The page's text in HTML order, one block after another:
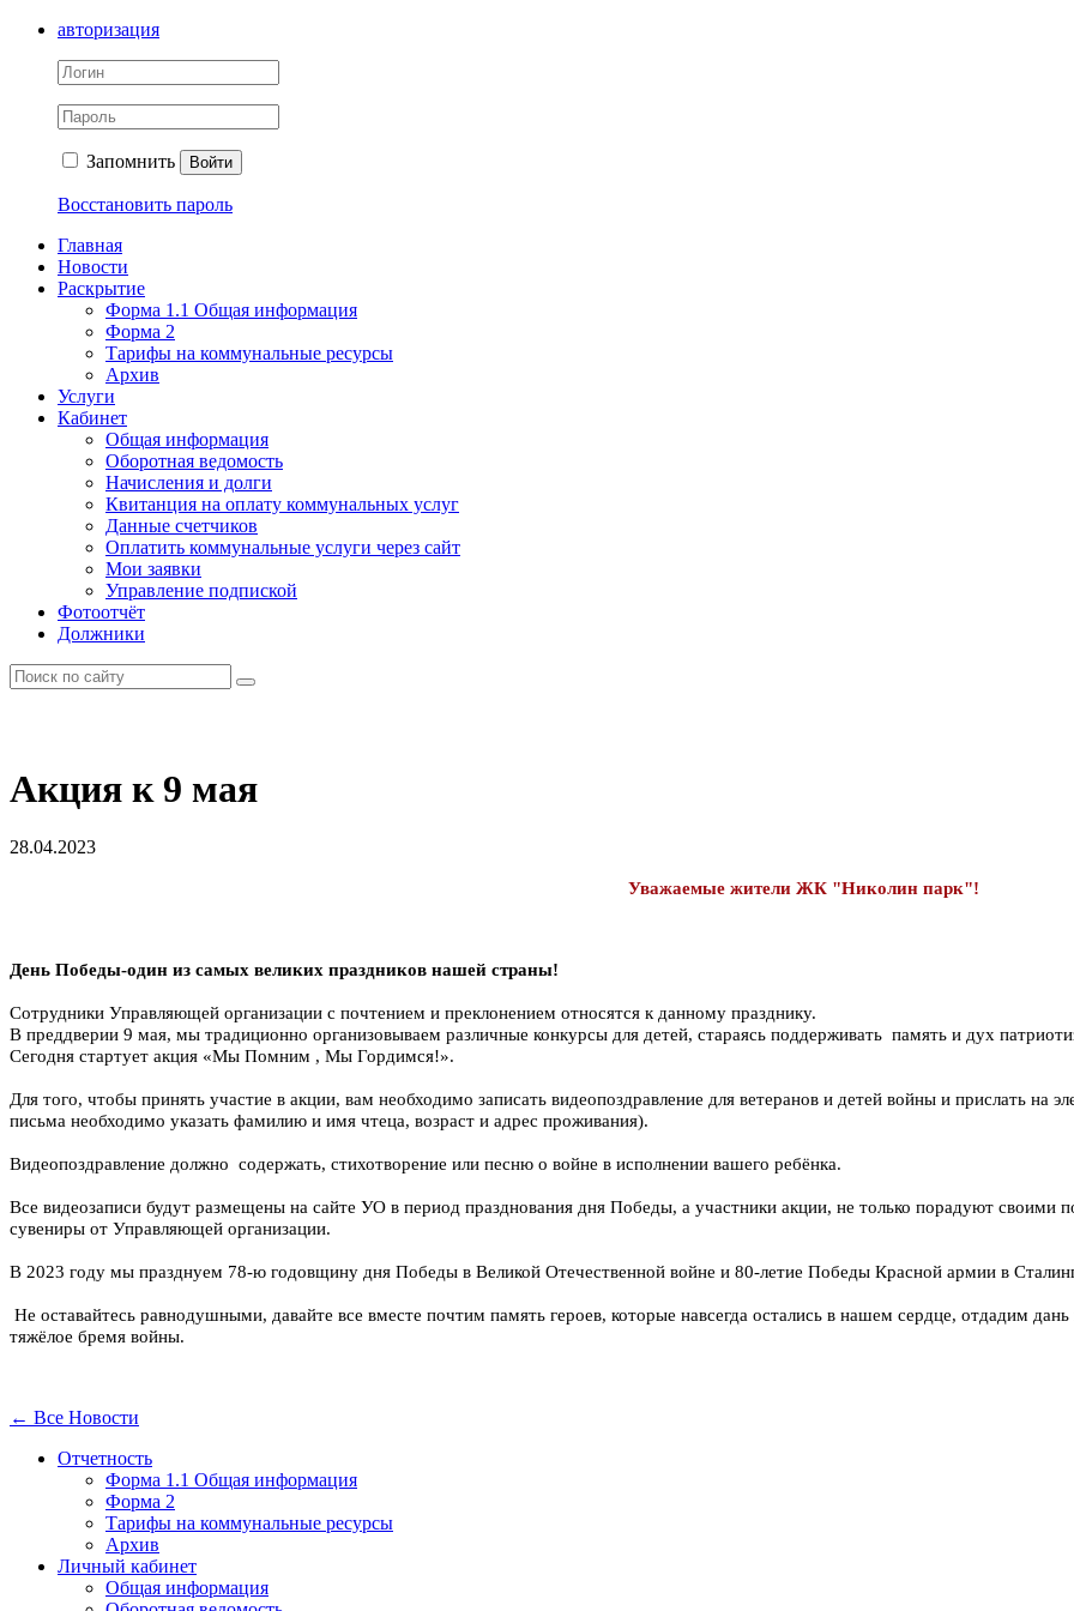
авторизация
Запомнить Войти
Восстановить пароль
Главная
Новости
Раскрытие
Форма 1.1 Общая информация
Форма 2
Тарифы на коммунальные ресурсы
Архив
Услуги
Кабинет
Общая информация
Оборотная ведомость
Начисления и долги
Квитанция на оплату коммунальных услуг
Данные счетчиков
Оплатить коммунальные услуги через сайт
Мои заявки
Управление подпиской
Фотоотчёт
Должники
Акция к 9 мая
28.04.2023
Уважаемые жители ЖК "Николин парк"!
День Победы-один из самых великих праздников нашей страны!
Сотрудники Управляющей организации с почтением и преклонением относятся к данному празднику.
В преддверии 9 мая, мы традиционно организовываем различные конкурсы для детей, стараясь поддерживать память и дух
Сегодня стартует акция «Мы Помним , Мы Гордимся!».
Для того, чтобы принять участие в акции, вам необходимо записать видеопоздравление для ветеранов и детей войны и прислать на
письма необходимо указать фамилию и имя чтеца, возраст и адрес проживания).
Видеопоздравление должно содержать, стихотворение или песню о войне в исполнении вашего ребёнка.
Все видеозаписи будут размещены на сайте УО в период празднования дня Победы, а участники акции, не только порадуют своими
сувениры от Управляющей организации.
В 2023 году мы празднуем 78-ю годовщину дня Победы в Великой Отечественной войне и 80-летие Победы Красной армии в
Не оставайтесь равнодушными, давайте все вместе почтим память героев, которые навсегда остались в нашем сердце, отдадим
тяжёлое бремя войны.
← Все Новости
Отчетность
Форма 1.1 Общая информация
Форма 2
Тарифы на коммунальные ресурсы
Архив
Личный кабинет
Общая информация